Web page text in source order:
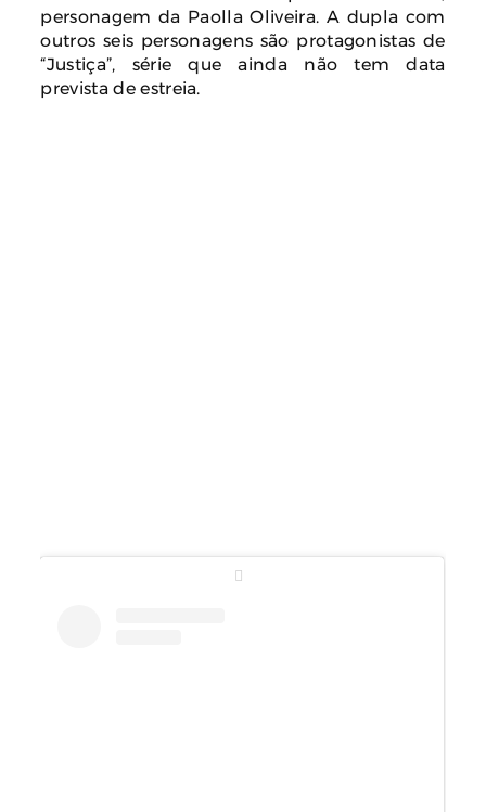
personagem da Paolla Oliveira. A dupla com
outros seis personagens são protagonistas de
“Justiça”, série que ainda não tem data
prevista de estreia.